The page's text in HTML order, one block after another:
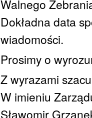
Walnego
Dokładna data
wiadomości.
Prosimy o
Z wyrazami
W imieniu
Sławomir